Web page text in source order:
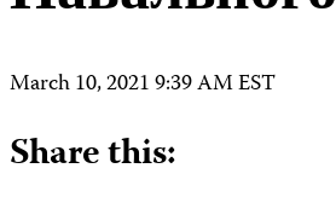
March 10, 2021 9:39 AM EST
Share this: